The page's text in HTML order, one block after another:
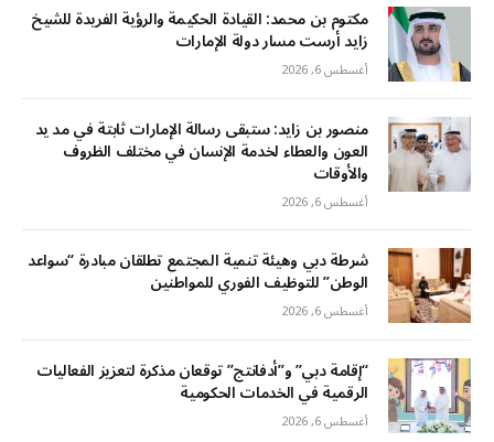
مكتوم بن محمد: القيادة الحكيمة والرؤية الفريدة للشيخ
زايد أرست مسار دولة الإمارات
أغسطس 6, 2026
منصور بن زايد: ستبقى رسالة الإمارات ثابتة في مد يد
العون والعطاء لخدمة الإنسان في مختلف الظروف
والأوقات
أغسطس 6, 2026
شرطة دبي وهيئة تنمية المجتمع تطلقان مبادرة “سواعد
الوطن” للتوظيف الفوري للمواطنين
أغسطس 6, 2026
“إقامة دبي” و”أدفانتج” توقعان مذكرة لتعزيز الفعاليات
الرقمية في الخدمات الحكومية
أغسطس 6, 2026